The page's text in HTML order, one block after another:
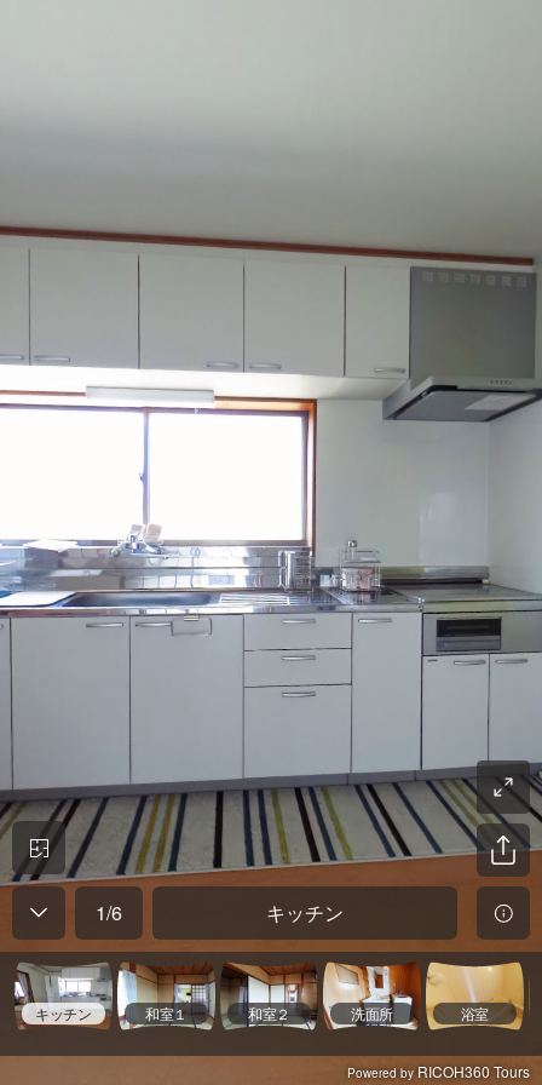
1/6 キッチン
キッチン 和室１ 和室２ 洗面所 浴室
Powered by RICOH360 Tours